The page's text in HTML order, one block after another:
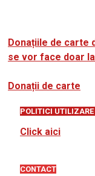
Donațiile de carte
se vor face doar
11-
Donații de carte
04-POLITICI UTILIZARE
Click aici
CONTACT